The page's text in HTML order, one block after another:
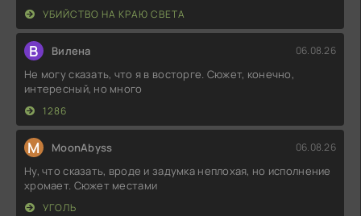
УБИЙСТВО НА КРАЮ СВЕТА
В Вилена 06.08.26
Не могу сказать, что я в восторге. Сюжет, конечно,
интересный, но много
1286
M MoonAbyss 06.08.26
Ну, что сказать, вроде и задумка неплохая, но исполнение
хромает. Сюжет местами
УГОЛЬ